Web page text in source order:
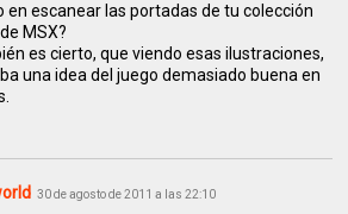
en escanear las portadas de tu colección
MSX?
es cierto, que viendo esas ilustraciones,
una idea del juego demasiado buena en
30 de agosto de 2011 a las 22:10